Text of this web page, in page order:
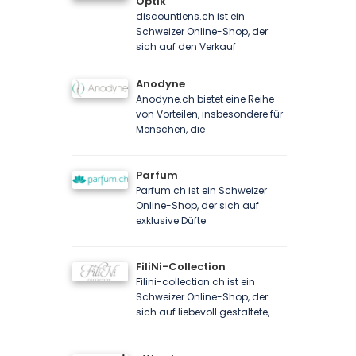
discountlens.ch ist ein
Schweizer Online-Shop, der
sich auf den Verkauf
Anodyne
Anodyne.ch bietet eine Reihe
von Vorteilen, insbesondere für
Menschen, die
Parfum
Parfum.ch ist ein Schweizer
Online-Shop, der sich auf
exklusive Düfte
FiliNi-Collection
Filini-collection.ch ist ein
Schweizer Online-Shop, der
sich auf liebevoll gestaltete,